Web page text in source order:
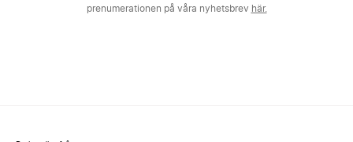
prenumerationen på våra nyhetsbrev här.